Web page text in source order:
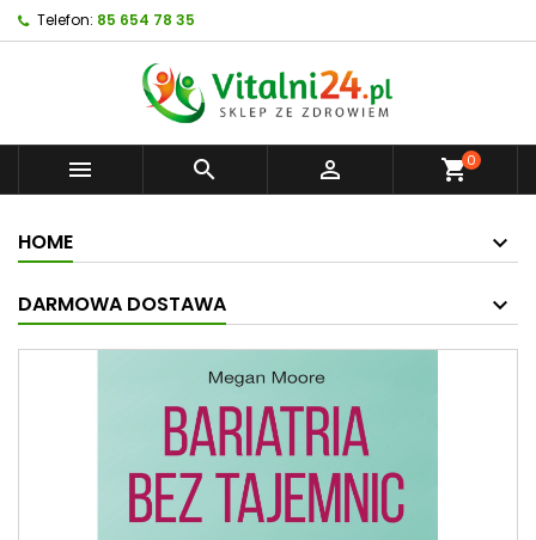
Telefon: 85 654 78 35
   shopping_cart0
HOME
DARMOWA DOSTAWA